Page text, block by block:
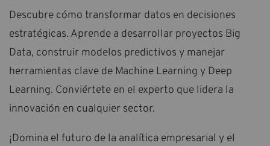
Descubre cómo transformar datos en decisiones
estratégicas. Aprende a desarrollar proyectos Big
Data, construir modelos predictivos y manejar
herramientas clave de Machine Learning y Deep
Learning. Conviértete en el experto que lidera la
innovación en cualquier sector.
¡Domina el futuro de la analítica empresarial y el